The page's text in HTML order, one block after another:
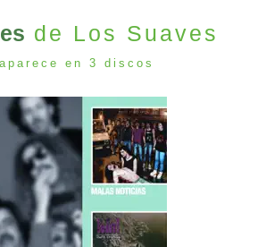
de Los Suaves
en 3 discos